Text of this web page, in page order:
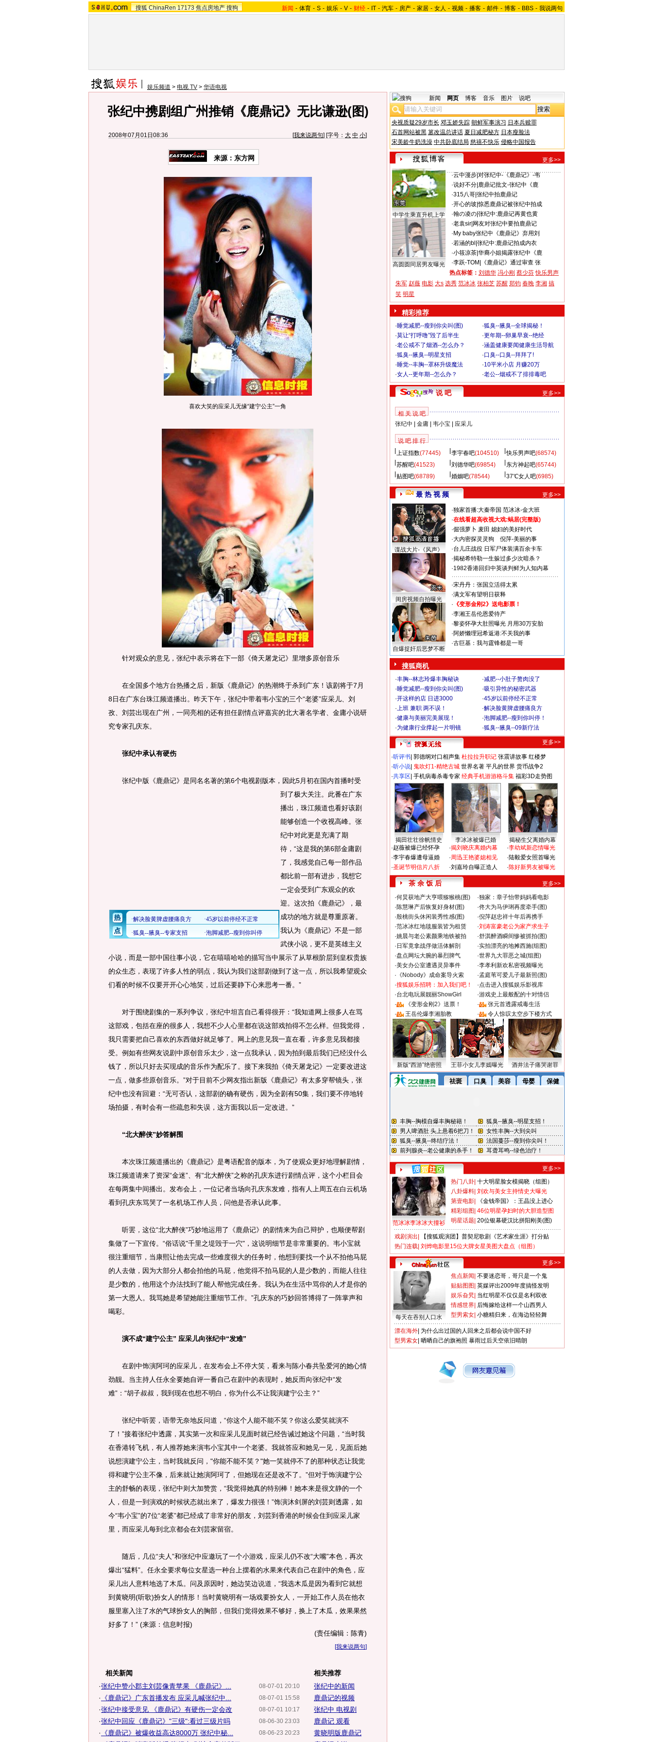
搜狐 ChinaRen 17173 焦点房地产 搜狗 新闻 - 体育 - S - 娱乐 - V - 财经 - IT - 汽车 - 房产 - 家居 - 女人 - 视频 - 播客 - 邮件 - 博客 - BBS - 我说两句
娱乐频道 > 电视 TV > 华语电视
张纪中携剧组广州推销《鹿鼎记》无比谦逊(图)
2008年07月01日08:36 [我来说两句] [字号： 大 中 小]
来源：东方网
喜欢大笑的应采儿无缘“建宁公主”一角
针对观众的意见，张纪中表示将在下一部《倚天屠龙记》里增多原创音乐
在全国多个地方台热播之后，新版《鹿鼎记》的热潮终于杀到广东！该剧将于7月
8日在广东台珠江频道播出。昨天下午，张纪中带着韦小宝的三个“老婆”应采儿、刘
孜、刘芸出现在广州，一同亮相的还有担任剧情点评嘉宾的北大著名学者、金庸小说研
究专家孔庆东。
张纪中承认有硬伤
张纪中版《鹿鼎记》是同名名著的第6个电视剧版本，因此5月初在国内首播时受
到了极大关注。 此番在广东
播出，珠江频道也看好该剧
能够创造一个收视高峰。张
纪中对此更是充满了期
待，“这是我的第6部金庸剧
了，我感觉自己每一部作品
都比前一部有进步，我想它
一定会受到广东观众的欢
迎。这次拍《鹿鼎记》，最
成功的地方就是尊重原著。
我认为《鹿鼎记》不是一部
武侠小说，更不是英雄主义
小说，而是一部中国往事小说，它在嘻嘻哈哈的描写当中展示了从草根阶层到皇权贵族
的众生态，表现了许多人性的弱点，我认为我们这部剧做到了这一点，所以我希望观众
们看的时候不仅要开开心心地笑，过后还要静下心来思考一番。”
对于围绕剧集的一系列争议，张纪中坦言自己看得很开：“我知道网上很多人在骂
这部戏，包括在座的很多人，我想不少人心里都在说这部戏拍得不怎么样。但我觉得，
我只需要把自己喜欢的东西做好就足够了。网上的意见我一直在看，许多意见我都接
受。例如有些网友说剧中原创音乐太少，这一点我承认，因为拍到最后我们已经没什么
钱了，所以只好去买现成的音乐作为配乐了。接下来我拍《倚天屠龙记》一定要改进这
一点，做多些原创音乐。”对于目前不少网友指出新版《鹿鼎记》有太多穿帮镜头，张
纪中也没有回避：“无可否认，这部剧的确有硬伤，因为全剧有50集，我们要不停地转
场拍摄，有时会有一些疏忽和失误，这方面我以后一定改进。”
“北大醉侠”妙答解围
本次珠江频道播出的《鹿鼎记》是粤语配音的版本，为了使观众更好地理解剧情，
珠江频道请来了资深“金迷”、有“北大醉侠”之称的孔庆东进行剧情点评，这个小栏目会
在每两集中间播出。发布会上，一位记者当场向孔庆东发难，指有人上周五在白云机场
看到孔庆东骂哭了一名机场工作人员，问他是否承认此事。
听罢，这位“北大醉侠”巧妙地运用了《鹿鼎记》的剧情来为自己辩护，也顺便帮剧
集做了一下宣传。“俗话说"千里之堤毁于一穴"，这说明细节是非常重要的。韦小宝就
很注重细节，当康熙让他去完成一些难度很大的任务时，他想到要找一个从不拍他马屁
的人去做，因为大部分人都会拍他的马屁，他觉得不拍马屁的人是少数的，而能人往往
是少数的，他用这个办法找到了能人帮他完成任务。我认为在生活中骂你的人才是你的
第一大恩人。我骂她是希望她能注重细节工作。”孔庆东的巧妙回答博得了一阵掌声和
喝彩。
演不成“建宁公主” 应采儿向张纪中“发难”
在剧中饰演阿珂的应采儿，在发布会上不停大笑，看来与陈小春共坠爱河的她心情
劲靓。当主持人任永全要她自评一番自己在剧中的表现时，她反而向张纪中“发
难”：“胡子叔叔，我到现在也想不明白，你为什么不让我演建宁公主？”
张纪中听罢，语带无奈地反问道，“你这个人能不能不笑？你这么爱笑就演不
了！”接着张纪中透露，其实第一次和应采儿见面时就已经告诫过她这个问题，“当时我
在香港转飞机，有人推荐她来演韦小宝其中一个老婆。我就答应和她见一见，见面后她
说想演建宁公主，当时我就反问，"你能不能不笑？"她一笑就停不了的那种状态让我觉
得和建宁公主不像，后来就让她演阿珂了，但她现在还是改不了。”但对于饰演建宁公
主的舒畅的表现，张纪中则大加赞赏，“我觉得她真的特别棒！她本来是很文静的一个
人，但是一到演戏的时候状态就出来了，爆发力很强！”饰演沐剑屏的刘芸则透露，如
今“韦小宝”的7位“老婆”都已经成了非常好的朋友，刘芸到香港的时候会住到应采儿家
里，而应采儿每到北京都会在刘芸家留宿。
随后，几位“夫人”和张纪中应邀玩了一个小游戏，应采儿仍不改“大嘴”本色，再次
爆出“猛料”。任永全要求每位女星选一种台上摆着的水果来代表自己在剧中的角色，应
采儿出人意料地选了木瓜。问及原因时，她边笑边说道，“我选木瓜是因为看到它就想
到黄晓明(听歌)扮女人的情形！当时黄晓明有一场戏要扮女人，一开始工作人员在他衣
服里塞入注了水的气球扮女人的胸部，但我们觉得效果不够好，换上了木瓜，效果果然
好多了！” (来源：信息时报)
(责任编辑：陈青)
[我来说两句]
相关新闻
08-07-01 20:10
·张纪中赞小郡主刘芸像青苹果 《鹿鼎记》...
08-07-01 15:58
· 《鹿鼎记》广东首播发布 应采儿喊张纪中...
08-07-01 10:17
·张纪中接受意见 《鹿鼎记》有硬伤一定会改
08-06-30 23:03
·张纪中回应《鹿鼎记》"三级":看过三级片吗
08-06-23 20:23
· 《鹿鼎记》被爆收益高达8000万 张纪中秘...
相关推荐
张纪中的新闻
鹿鼎记的视频
张纪中 电视剧
鹿鼎记 观看
黄晓明版鹿鼎记
新闻 网页 博客 音乐 图片 说吧
央视质疑29岁市长 邓玉娇失踪 朝鲜军事演习 日本兵赎罪
石首网站被黑 篡改温总讲话 夏日减肥秘方 日本瘦脸法
宋美龄牛奶洗澡 中共卧底结局 慈禧不快乐 侵略中国报告
更多>>
中学生乘直升机上学
高圆圆同居男友曝光
·云中漫步| 对张纪中-《鹿鼎记》-韦
·说好不分| 鹿鼎记批文-张纪中《鹿
·315八哥| 张纪中拍鹿鼎记
·开心的玻 |惊悉鹿鼎记被张纪中拍成
·翰の凌の| 张纪中:鹿鼎记再黄也黄
·老袁sir| 网友对张纪中要拍鹿鼎记
· My baby张纪中《鹿鼎记》弃用刘
·若涵的bl 张纪中:鹿鼎记拍成内衣
·小筱凉茶| 华裔小姐揭露张纪中《鹿
·李跃-TOM
《鹿鼎记》通过审查 张
热点标签： 刘德华 冯小刚 蔡少芬 快乐男声
朱军 赵薇 电影 大s 选秀 范冰冰 张柏芝 苏醒 郑钧 春晚 李湘 搞
笑 明星
精彩推荐
·睡觉减肥--瘦到你尖叫(图) ·狐臭--腋臭--全球揭秘！
·莫让“打呼噜”毁了后半生 ·更年期--卵巢早衰--绝经
·老公戒不了烟酒--怎么办？ ·涵盖健康要闻健康生活导航
·狐臭--腋臭--明星支招 ·口臭--口臭--拜拜了!
·睡觉--丰胸--罩杯升级魔法 ·10平米小店 月赚20万
·女人--更年期--怎么办？ ·老公--烟戒不了排排毒吧
说 吧 更多>>
相 关 说 吧
张纪中
金庸| 韦小宝 应采儿
说 吧 排 行
上证指数(77445) 李宇春吧(104510) 快乐男声吧(68574)
苏醒吧(41523) 刘德华吧(69854) 东方神起吧(65744)
贴图吧(68789) 婚姻吧(78544) 37℃女人吧(6985)
最 热 视 频 更多>>
谍战大片-《风声》
闺房视频自拍曝光
自爆捉奸后恶梦不断
·独家首播:大秦帝国 范冰冰-金大班
·在线看超高收视大戏:蜗居(完整版)
·倔强萝卜 麦田 媳妇的美好时代
·大内密探灵灵狗
倪萍-美丽的事
·台儿庄战役 日军尸体装满百余卡车
·揭秘希特勒一生躲过多少次暗杀？
·1982香港回归中英谈判鲜为人知内幕
·宋丹丹：张国立活得太累
·满文军有望明日获释
· 《变形金刚2》送电影票！
·李湘王岳伦恩爱待产
·黎姿怀孕大肚照曝光 月用30万安胎
·阿娇懒理冠希返港:不关我的事
·古巨基：我与霆锋都是一哥
搜狐商机
·丰胸--林志玲爆丰胸秘诀 ·减肥--小肚子赘肉没了
·睡觉减肥--瘦到你尖叫(图) ·吸引异性的秘密武器
·开这样的店 日进3000 ·45岁以前停经不正常
·上班 兼职 两不误！ ·解决脸黄脾虚腰痛良方
·健康与美丽完美展现！ ·泡脚减肥--瘦到你叫停！
·为健康行业撑起一片明镜 ·狐臭--腋臭--09新疗法
更多>>
·听评书 郭德纲对口相声集 杜拉拉升职记 张震讲故事 红楼梦
·听小说 鬼吹灯1-精绝古城 世界名著 平凡的世界 货币战争2
·共享区 手机病毒杀毒专家 经典手机游游格斗集 福彩3D走势图
揭田壮壮徐帆情史 李冰冰被爆已婚
揭秘生父离婚内幕
·赵薇被爆已经怀孕
·李宇春爆遭母逼婚
·圣诞节明信片八折
·揭刘晓庆离婚内幕
·周迅王艳婆媳相见
·刘嘉玲自曝正造人
·李幼斌新恋情曝光
·陆毅爱女照首曝光
·陈好新男友被曝光
茶 余 饭 后
更多>>
·何炅获地产大亨喂猕猴桃(图) ·独家：章子怡带妈妈看电影
·陈慧琳产后恢复好身材(图) ·佟大为马伊琍再度牵手(图)
·殷桃街头休闲装秀性感(图) ·倪萍赵忠祥十年后再携手
·范冰冰红地毯服装皆为租赁 ·刘涛富豪老公为家产求生子
·姚晨与老公素颜乘地铁被拍 ·舒淇醉酒瞬间惨被抓拍(图)
· 日军竟拿战俘做活体解剖 ·实拍漂亮的地摊西施(组图)
·盘点网坛大腕的暴烈脾气 ·世界九大罪恶之城(组图)
·美女办公室遭遇灵异事件 ·李孝利新欢私密视频曝光
· 《Nobody》成命案导火索 ·孟庭苇可爱儿子最新照(图)
·搜狐娱乐招聘：加入我们吧！ ·点击进入搜狐娱乐影视库
·台北电玩展靓丽ShowGirl ·游戏史上最般配的十对情侣
·
《变形金刚2》送票！ ·
张元首透露戒毒生活
·
王岳伦爆李湘胎教 · 令人惊叹太空步下楼方式
新版“西游”绝密照 王菲小女儿李嫣曝光 酒井法子痛哭谢罪
更多>>
范冰冰李冰冰大撞衫
热门八卦 十大明星脸女模揭晓（组图）
八卦爆料 刘欢与美女主持情史大曝光
第壹电影
《金钱帝国》：王晶没上进心
精彩组图 46位明星孕妇时的大胆造型图
明星话题 20位银幕硬汉比拼阳刚美(图)
戏剧演出
【搜狐观演团】普契尼歌剧《艺术家生涯》打分贴
热门连载 刘烨电影里15位大牌女星美图大盘点（组图）
更多>>
每天在吞别人口水
焦点新闻 不要迷恋哥，哥只是一个鬼
贴贴图图 英媒评出2009年度搞怪发明
娱乐旮旯 当红明星不仅仅是名利双收
情感世界 后悔嫁给这样一个山西男人
型男索女 小糖精归来，在海边轻轻舞
漂在海外 为什么出过国的人回来之后都会说中国不好
型男索女 晒晒自己的旗袍照 暴雨过后天空依旧晴朗